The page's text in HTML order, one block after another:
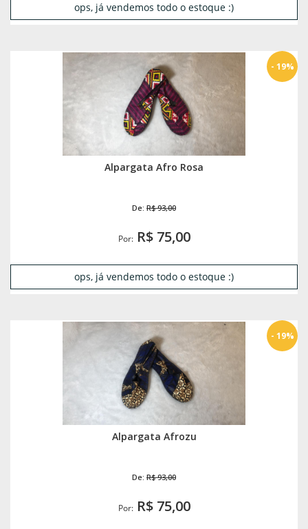
ops, já vendemos todo o estoque :)
Alpargata Afro Rosa
De: R$ 93,00
Por:R$ 75,00
- 19%
ops, já vendemos todo o estoque :)
Alpargata Afrozu
De: R$ 93,00
Por:R$ 75,00
- 19%